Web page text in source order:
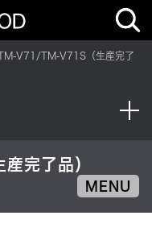
V71/TM-V71S（生産完了
完了品）
MENU